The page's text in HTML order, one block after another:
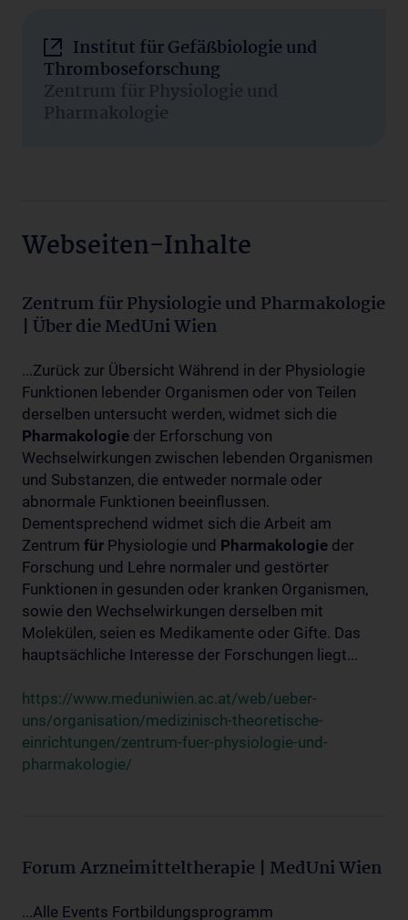
Institut für Gefäßbiologie und
Thromboseforschung
Zentrum für Physiologie und
Pharmakologie
Webseiten-Inhalte
Zentrum für Physiologie und Pharmakologie
| Über die MedUni Wien
...Zurück zur Übersicht Während in der Physiologie
Funktionen lebender Organismen oder von Teilen
derselben untersucht werden, widmet sich die
Pharmakologie der Erforschung von
Wechselwirkungen zwischen lebenden Organismen
und Substanzen, die entweder normale oder
abnormale Funktionen beeinflussen.
Dementsprechend widmet sich die Arbeit am
Zentrum für Physiologie und Pharmakologie der
Forschung und Lehre normaler und gestörter
Funktionen in gesunden oder kranken Organismen,
sowie den Wechselwirkungen derselben mit
Molekülen, seien es Medikamente oder Gifte. Das
hauptsächliche Interesse der Forschungen liegt...
https://www.meduniwien.ac.at/web/ueber-
uns/organisation/medizinisch-theoretische-
einrichtungen/zentrum-fuer-physiologie-und-
pharmakologie/
Forum Arzneimitteltherapie | MedUni Wien
...Alle Events Fortbildungsprogramm